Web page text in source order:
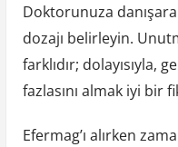
Doktorunuza
dozajı belirleyin.
farklıdır; dolayısıyla,
fazlasını almak iyi bir
Efermag’ı alırken